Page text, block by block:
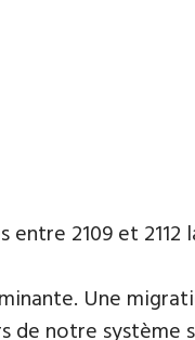
2109 et
Une
notre système